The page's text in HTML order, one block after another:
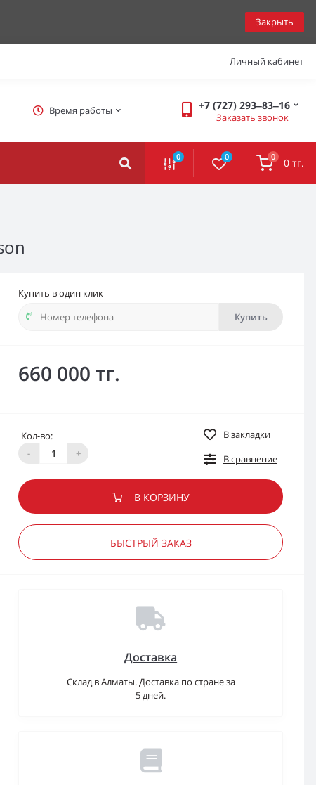
Закрыть
Личный кабинет
Время работы +7 (727) 293‒83‒16
Заказать звонок
0 0 0 0 тг.
Купить в один клик
Купить
660 000 тг.
Кол-во:
-
+
В закладки
В сравнение
В КОРЗИНУ
БЫСТРЫЙ ЗАКАЗ
Доставка
Склад в Алматы. Доставка по стране за
5 дней.